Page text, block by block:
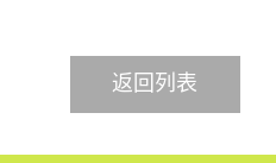
返回列表